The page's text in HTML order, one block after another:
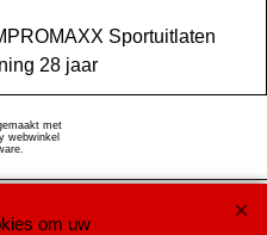
Sportuitlaten
28 jaar
met
webwinkel
om uw